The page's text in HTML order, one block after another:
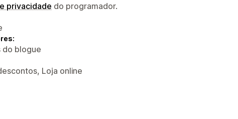
privacidade do programador.
do blogue
Loja online